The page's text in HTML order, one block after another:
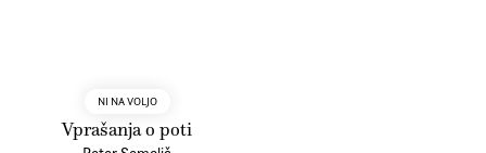
NI NA VOLJO
Vprašanja o poti